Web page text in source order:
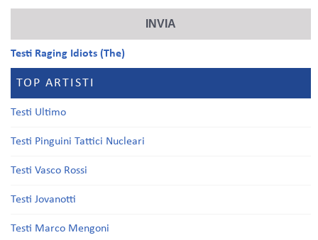
Testi Raging Idiots (The)
TOP ARTISTI
Testi Ultimo
Testi Pinguini Tattici Nucleari
Testi Vasco Rossi
Testi Jovanotti
Testi Marco Mengoni